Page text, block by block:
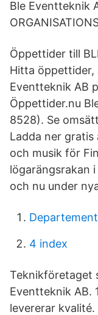
Ble Eventteknik
Öppettider till
Hitta öppettider,
Eventteknik AB
Öppettider.nu
8528). Se
Ladda ner gratis
och musik för
lögarängsrakan
och nu under
4 index
Teknikföretaget
Eventteknik AB.
levererar